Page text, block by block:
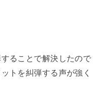
ることで解決したので
トを糾弾する声が強く